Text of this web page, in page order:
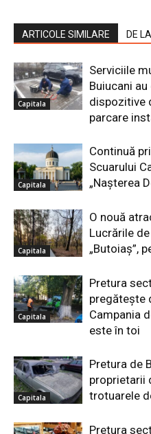
ARTICOLE SIMILARE DE
Capitala
Serviciile
Buiucani
dispozitive
parcare
Capitala
Continuă
Scuarului
„Nașterea
Capitala
O nouă
Lucrările
„Butoiaș”,
Capitala
Pretura
pregătește
Campania
este în toi
Capitala
Pretura de
proprietarii
trotuarele
Pretura